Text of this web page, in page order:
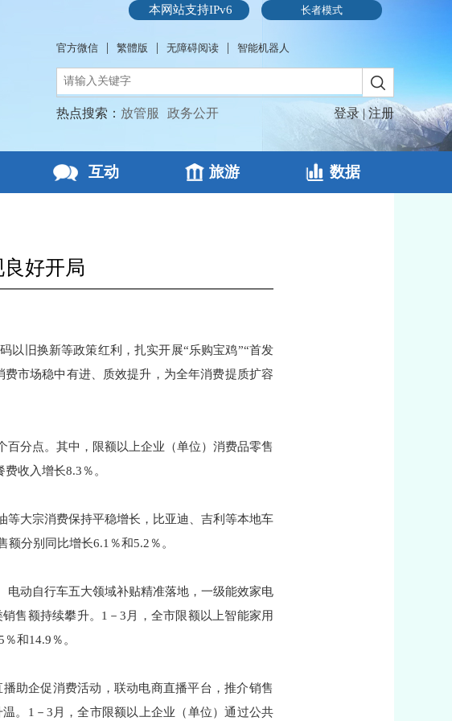
长者模式
本网站支持IPv6
官方微信 | 繁體版 | 无障碍阅读 | 智能机器人
热点搜索： 放管服 政务公开 登录|注册
互动 旅游 数据
好开局
以旧换新等政策红利，扎实开展“乐购宝鸡”“首发
市场稳中有进、质效提升，为全年消费提质扩容
分点。其中，限额以上企业（单位）消费品零售
收入增长8.3％。
大宗消费保持平稳增长，比亚迪、吉利等本地车
分别同比增长6.1％和5.2％。
动自行车五大领域补贴精准落地，一级能效家电
售额持续攀升。1－3月，全市限额以上智能家用
和14.9％。
助企促消费活动，联动电商直播平台，推介销售
。1－3月，全市限额以上企业（单位）通过公共